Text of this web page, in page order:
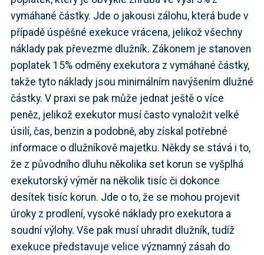
vymáhané částky. Jde o jakousi zálohu, která bude v
případě úspěšné exekuce vrácena, jelikož všechny
náklady pak převezme dlužník. Zákonem je stanoven
poplatek 15% odměny exekutora z vymáhané částky,
takže tyto náklady jsou minimálním navýšením dlužné
částky. V praxi se pak může jednat ještě o více
peněz, jelikož exekutor musí často vynaložit velké
úsilí, čas, benzin a podobně, aby získal potřebné
informace o dlužníkově majetku. Někdy se stává i to,
že z původního dluhu několika set korun se vyšplhá
exekutorský výměr na několik tisíc či dokonce
desítek tisíc korun. Jde o to, že se mohou projevit
úroky z prodlení, vysoké náklady pro exekutora a
soudní výlohy. Vše pak musí uhradit dlužník, tudíž
exekuce představuje velice významný zásah do